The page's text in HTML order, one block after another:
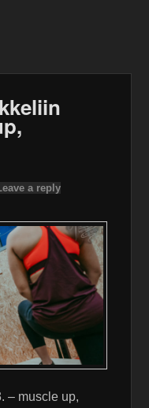
a reply
– muscle up,